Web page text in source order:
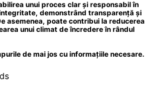
unui proces clar și responsabil în
demonstrând transparență și
asemenea, poate contribui la reducerea
unui climat de încredere în rândul
de mai jos cu informațiile necesare.